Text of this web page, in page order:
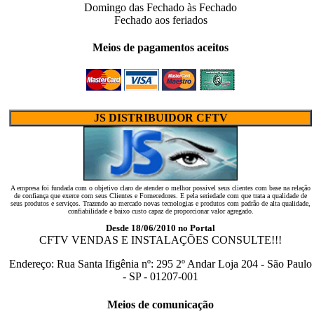
Domingo das Fechado às Fechado
Fechadoaos feriados
Meios de pagamentos aceitos
JS DISTRIBUIDOR CFTV
A empresa foi fundada com o objetivo claro de atender o melhor possivel seus clientes com base na relação
de confiança que exerce com seus Clientes e Fornecedores. E pela seriedade com que trata a qualidade de
seus produtos e serviços. Trazendo ao mercado novas tecnologias e produtos com padrão de alta qualidade,
confiabilidade e baixo custo capaz de proporcionar valor agregado.
Desde 18/06/2010 no Portal
CFTV VENDAS E INSTALAÇÕES CONSULTE!!!
Endereço: Rua Santa Ifigênia nº: 295 2º Andar Loja 204 - São Paulo
- SP- 01207-001
Meios de comunicação